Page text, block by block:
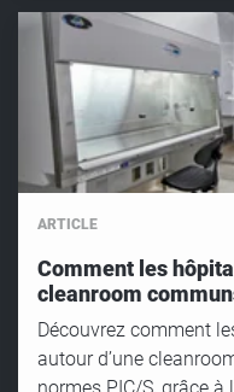
ARTICLE
Comment les
cleanroom
Découvrez comment
autour d’une